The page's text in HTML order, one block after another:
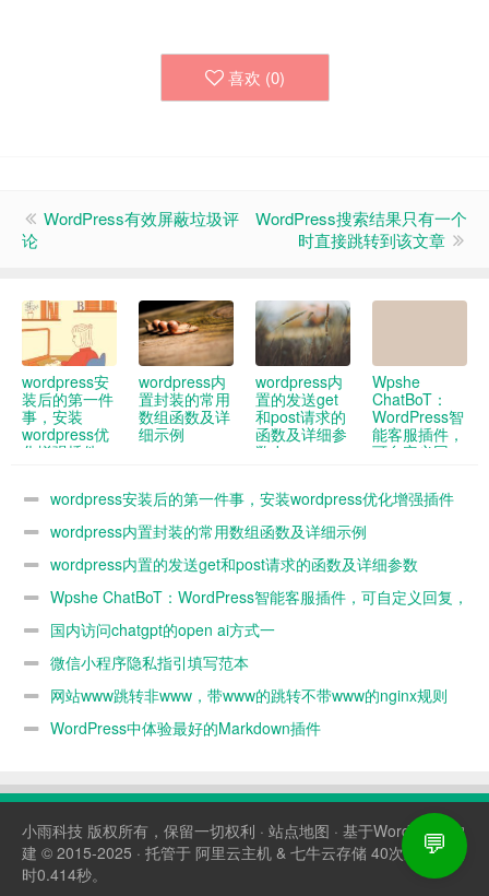
喜欢 (0)
WordPress有效屏蔽垃圾评
论
WordPress搜索结果只有一个
时直接跳转到该文章
wordpress安
装后的第一件
事，安装
wordpress优
化增强插件
wordpress内
置封装的常用
数组函数及详
细示例
wordpress内
置的发送get
和post请求的
函数及详细参
数demo
Wpshe
ChatBoT：
WordPress智
能客服插件，
可自定义回
所有AI模型
wordpress安装后的第一件事，安装wordpress优化增强插件
Wpshe Enhance
wordpress内置封装的常用数组函数及详细示例
wordpress内置的发送get和post请求的函数及详细参数
demoWpshe ChatBoT：WordPress智能客服插件，可自定义回复，
支持接入所有AI模型
国内访问chatgpt的open ai方式一
微信小程序隐私指引填写范本
网站www跳转非www，带www的跳转不带www的nginx规则
WordPress中体验最好的Markdown插件
小雨科技 版权所有，保留一切权利 · 站点地图 · 基于WordPress构
建 © 2015-2025 · 托管于 阿里云主机 & 七牛云存储 40次查询，耗
时0.414秒。
💬